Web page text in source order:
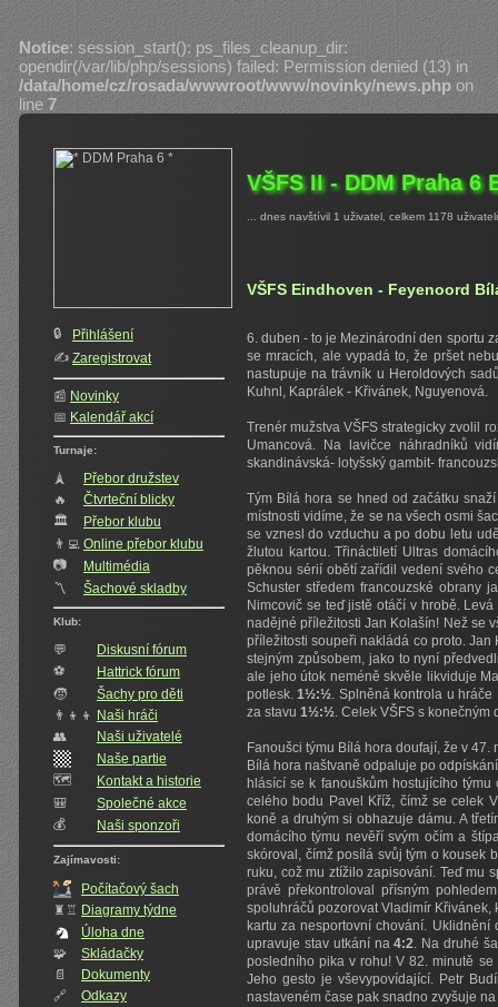
Notice: session_start(): ps_files_cleanup_dir:
opendir(/var/lib/php/sessions) failed: Permission denied (13) in
/data/home/cz/rosada/wwwroot/www/novinky/news.phpon
line 7
🔒
Přihlášení
✍️‍ Zaregistrovat
📰 Novinky
📅 Kalendář akcí
Turnaje:
🗼
Přebor družstev
🔥
Čtvrteční blicky
🏛
Přebor klubu
👨‍💻 Online přebor klubu
📷
Multimédia
〽️
Šachové skladby
Klub:
💬
Diskusní fórum
⚽
Hattrick fórum
🧒
Šachy pro děti
👨‍👦‍👦 Naši hráči
👥️
Naši uživatelé
Naše partie
🗺️
Kontakt a historie
🎒
Společné akce
💰
Naši sponzoři
Zajímavosti:
Počítačový šach
♜♖ Diagramy týdne
Úloha dne
🧩
Skládačky
📄
Dokumenty
🔗
Odkazy
VŠFS II - DDM Praha 6
... dnes navštívil 1 uživatel, celkem 1178
VŠFS Eindhoven - Feyenoord
6. duben - to je Mezinárodní den sportu
se mracích, ale vypadá to, že pršet
nastupuje na trávník u Heroldových
Kuhnl, Kaprálek - Křivánek, Nguyenová.
Trenér mužstva VŠFS strategicky zvolil
Umancová. Na lavičce náhradníků
skandinávská- lotyšský gambit-
Tým Bílá hora se hned od začátku
místnosti vidíme, že se na všech osmi
se vznesl do vzduchu a po dobu letu
žlutou kartou. Třináctiletí Ultras
pěknou sérií obětí zařídil vedení svého
Schuster středem francouzské obrany
Nimcovič se teď jistě otáčí v hrobě.
nadějné příležitosti Jan Kolašín! Než se
příležitosti soupeři nakládá co proto.
stejným způsobem, jako to nyní
ale jeho útok neméně skvěle likviduje
potlesk.1½:½. Splněná kontrola u
za stavu 1½:½. Celek VŠFS s
Fanoušci týmu Bílá hora doufají, že v
Bílá hora naštvaně odpaluje po
hlásící se k fanouškům hostujícího
celého bodu Pavel Kříž, čímž se celek
koně a druhým si obhazuje dámu. A
domácího týmu nevěří svým očím a
skóroval, čímž posílá svůj tým o kousek
ruku, což mu ztížilo zapisování. Teď mu
právě překontroloval přísným
spoluhráčů pozorovat Vladimír
kartu za nesportovní chování.
upravuje stav utkání na4:2. Na druhé
posledního pika v rohu! V 82. minutě
Jeho gesto je vševypovídající. Petr
nastaveném čase pak snadno zvyšuje na